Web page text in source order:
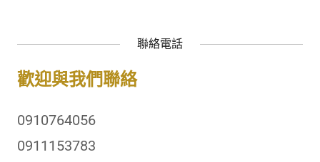
聯絡電話
歡迎與我們聯絡
0910764056
0911153783